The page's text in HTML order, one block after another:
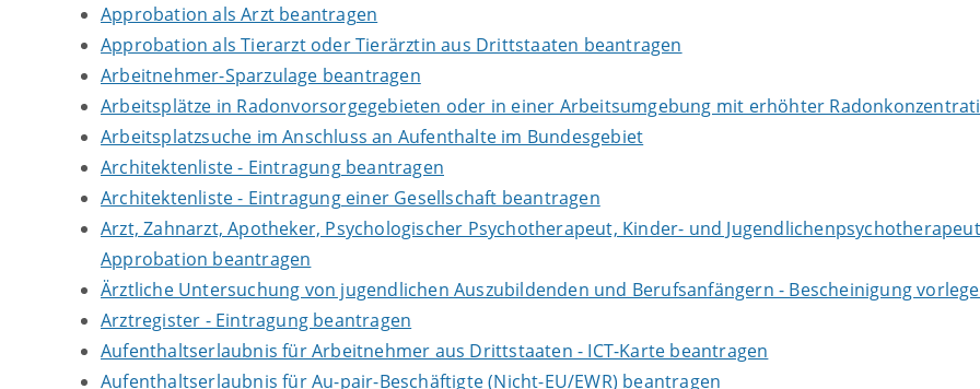
Approbation als Arzt beantragen
Approbation als Tierarzt oder Tierärztin aus Drittstaaten beantragen
Arbeitnehmer-Sparzulage beantragen
Arbeitsplätze in Radonvorsorgegebieten oder in einer Arbeitsumgebung mit erhöhter
Arbeitsplatzsuche im Anschluss an Aufenthalte im Bundesgebiet
Architektenliste - Eintragung beantragen
Architektenliste - Eintragung einer Gesellschaft beantragen
Arzt, Zahnarzt, Apotheker, Psychologischer Psychotherapeut, Kinder- und
Approbation beantragen
Ärztliche Untersuchung von jugendlichen Auszubildenden und Berufsanfängern - Bescheinigung
Arztregister - Eintragung beantragen
Aufenthaltserlaubnis für Arbeitnehmer aus Drittstaaten - ICT-Karte beantragen
Aufenthaltserlaubnis für Au-pair-Beschäftigte (Nicht-EU/EWR) beantragen